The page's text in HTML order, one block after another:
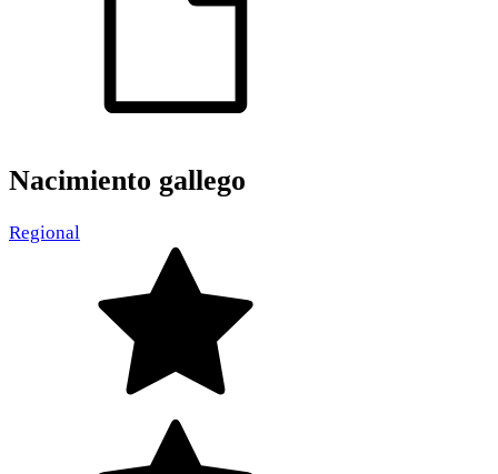
Nacimiento gallego
Regional